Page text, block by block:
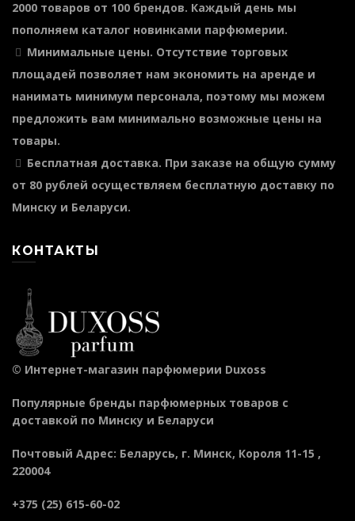
2000 товаров от 100 брендов. Каждый день мы
пополняем каталог новинками парфюмерии.
Минимальные цены. Отсутствие торговых
площадей позволяет нам экономить на аренде и
нанимать минимум персонала, поэтому мы можем
предложить вам минимально возможные цены на
товары.
Бесплатная доставка. При заказе на общую сумму
от 80 рублей осуществляем бесплатную доставку по
Минску и Беларуси.
КОНТАКТЫ
© Интернет-магазин парфюмерии Duxoss
Популярные бренды парфюмерных товаров с
доставкой по Минску и Беларуси
Почтовый Адрес: Беларусь, г. Минск, Короля 11-15 ,
220004
+375 (25) 615-60-02